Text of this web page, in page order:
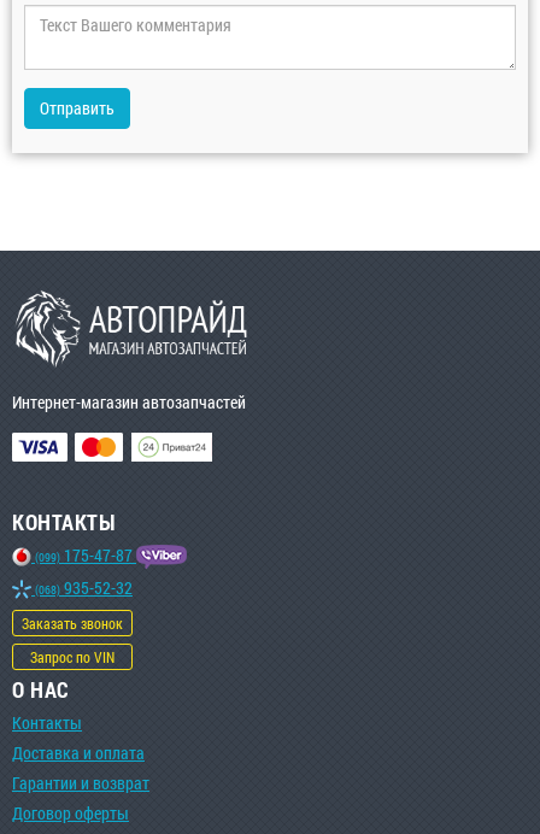
Отправить
Интернет-магазин автозапчастей
КОНТАКТЫ
(099) 175-47-87
(068) 935-52-32
Заказать звонок
Запрос по VIN
О НАС
Контакты
Доставка и оплата
Гарантии и возврат
Договор оферты